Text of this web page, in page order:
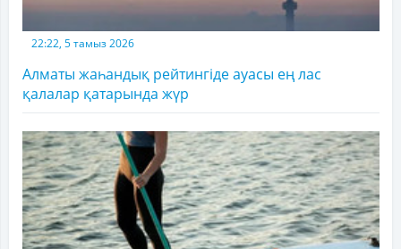
22:22, 5 тамыз 2026
Алматы жаһандық рейтингіде ауасы ең лас
қалалар қатарында жүр